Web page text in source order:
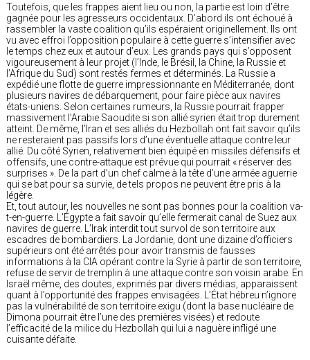
Toutefois, que les frappes aient lieu ou non, la partie est loin d’être
gagnée pour les agresseurs occidentaux. D’abord ils ont échoué à
rassembler la vaste coalition qu’ils espéraient originellement. Ils ont
vu avec effroi l’opposition populaire à cette guerre s’intensifier avec
le temps chez eux et autour d’eux. Les grands pays qui s’opposent
vigoureusement à leur projet (l’Inde, le Brésil, la Chine, la Russie et
l’Afrique du Sud) sont restés fermes et déterminés. La Russie a
expédié une flotte de guerre impressionnante en Méditerranée, dont
plusieurs navires de débarquement, pour faire pièce aux navires
états-uniens. Selon certaines rumeurs, la Russie pourrait frapper
massivement l’Arabie Saoudite si son allié syrien était trop durement
atteint. De même, l’Iran et ses alliés du Hezbollah ont fait savoir qu’ils
ne resteraient pas passifs lors d’une éventuelle attaque contre leur
allié. Du côté Syrien, relativement bien équipé en missiles défensifs et
offensifs, une contre-attaque est prévue qui pourrait « réserver des
surprises ». De la part d’un chef calme à la tête d’une armée aguerrie
qui se bat pour sa survie, de tels propos ne peuvent être pris à la
légère.
Et, tout autour, les nouvelles ne sont pas bonnes pour la coalition va-
t-en-guerre. L’Égypte a fait savoir qu’elle fermerait canal de Suez aux
navires de guerre. L’Irak interdit tout survol de son territoire aux
escadres de bombardiers. La Jordanie, dont une dizaine d’officiers
supérieurs ont été arrêtés pour avoir transmis de fausses
informations à la CIA opérant contre la Syrie à partir de son territoire,
refuse de servir de tremplin à une attaque contre son voisin arabe. En
Israël même, des doutes, exprimés par divers médias, apparaissent
quant à l’opportunité des frappes envisagées. L’État hébreu n’ignore
pas la vulnérabilité de son territoire exigu (dont la base nucléaire de
Dimona pourrait être l’une des premières visées) et redoute
l’efficacité de la milice du Hezbollah qui lui a naguère infligé une
cuisante défaite.